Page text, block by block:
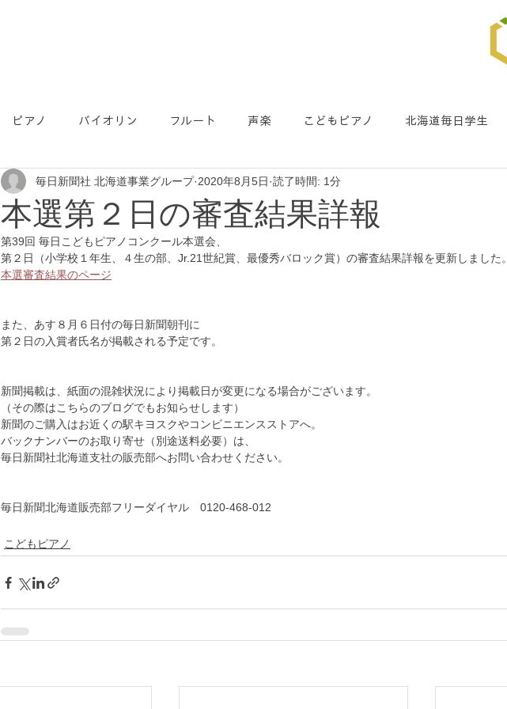
ピアノ バイオリン フルート 声楽 こどもピアノ 北海道毎日学生
PR
本選第２日の審査結果詳報
毎日新聞社 北海道事業グループ 2020年8月5日 読了時間: 1分
第39回 毎日こどもピアノコンクール本選会、
第２日（小学校１年生、４生の部、Jr.21世紀賞、最優秀バロック賞）の審査結果詳報を更新しました。
本選審査結果のページ
また、あす８月６日付の毎日新聞朝刊に
第２日の入賞者氏名が掲載される予定です。
新聞掲載は、紙面の混雑状況により掲載日が変更になる場合がございます。
（その際はこちらのブログでもお知らせします）
新聞のご購入はお近くの駅キヨスクやコンビニエンスストアへ。
バックナンバーのお取り寄せ（別途送料必要）は、
毎日新聞社北海道支社の販売部へお問い合わせください。
毎日新聞北海道販売部フリーダイヤル　0120-468-012
こどもピアノ